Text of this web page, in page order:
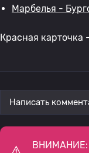
Марбелья -
Красная карточка
Написать
ВНИМАНИЕ: